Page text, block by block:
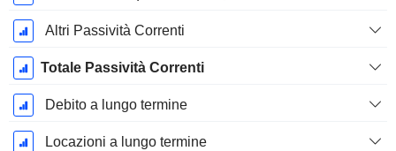
Altri Passività Correnti
Totale Passività Correnti
Debito a lungo termine
Locazioni a lungo termine